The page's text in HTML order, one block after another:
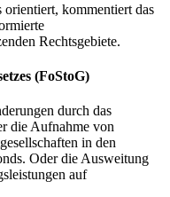
orientiert, kommentiert das
Rechtsgebiete.
(FoStoG)
durch das
die Aufnahme von
in den
Oder die Ausweitung
auf